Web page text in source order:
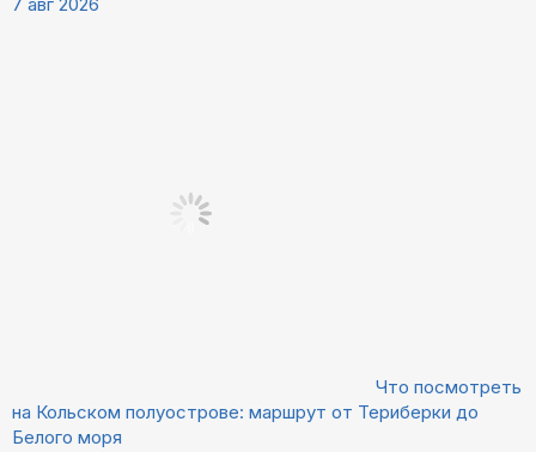
7 авг 2026
Что посмотреть
на Кольском полуострове: маршрут от Териберки до
Белого моря